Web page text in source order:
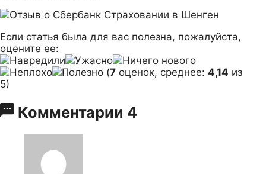
Если статья была для вас полезна, пожалуйста,
оцените ее:
(7 оценок, среднее: 4,14 из
5)
Комментарии 4